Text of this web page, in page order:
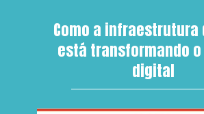
Como a infraestrutura
está transformando
digital